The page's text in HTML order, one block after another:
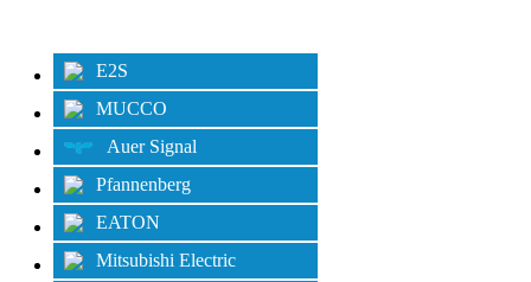
E2S
MUCCO
Auer Signal
Pfannenberg
EATON
Mitsubishi Electric